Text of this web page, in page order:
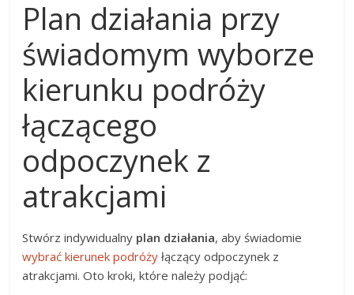
Plan działania przy
świadomym wyborze
kierunku podróży
łączącego
odpoczynek z
atrakcjami
Stwórz indywidualny plan działania, aby świadomie
wybrać kierunek podróży łączący odpoczynek z
atrakcjami. Oto kroki, które należy podjąć: